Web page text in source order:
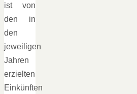
ist von
den in
den
jeweiligen
Jahren
erzielten
Einkünften